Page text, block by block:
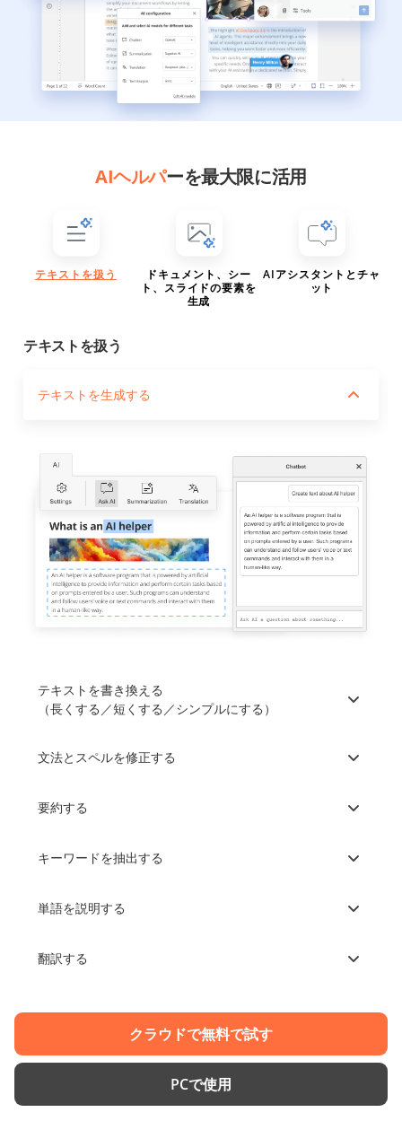
AIヘルパーを最大限に活用
テキストを扱う
ドキュメント、シー
ト、スライドの要素を
生成
AIアシスタントとチャ
ット
テキストを扱う
テキストを生成する
テキストを書き換える
（長くする／短くする／シンプルにする）
文法とスペルを修正する
要約する
キーワードを抽出する
単語を説明する
翻訳する
クラウドで無料で試す
PCで使用